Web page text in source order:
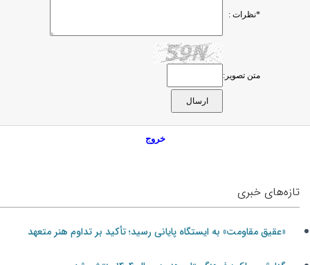
*نظرات :
متن تصویر:
خروج
تازه‌های خبری
«عقیق مقاومت» به ایستگاه پایانی رسید؛ تأکید بر تداوم هنر متعهد